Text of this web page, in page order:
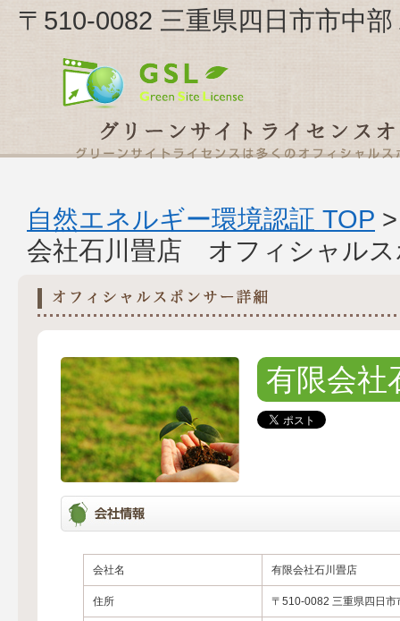
〒510-0082 三重県四日市市中
自然エネルギー環境認証 TOP
会社石川畳店 オフィシャルス
有限会社
会社名 有限会社石川畳店
住所 〒510-0082 三重県四日市